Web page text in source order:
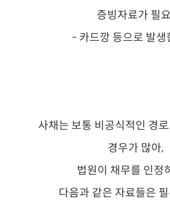
증빙자료가 필
- 카드깡 등으로 발생
사채는 보통 비공식적인 경
경우가 많아,
법원이 채무를 인정
다음과 같은 자료들은